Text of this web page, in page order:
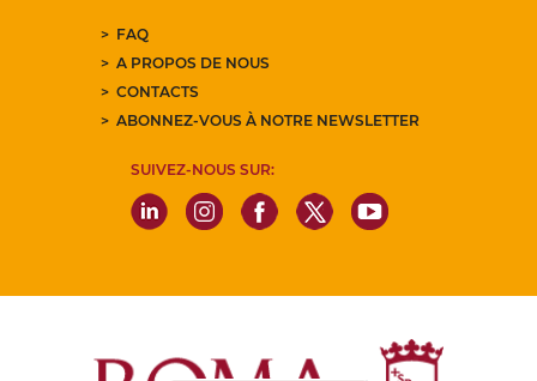
FAQ
A PROPOS DE NOUS
CONTACTS
ABONNEZ-VOUS À NOTRE NEWSLETTER
SUIVEZ-NOUS SUR: